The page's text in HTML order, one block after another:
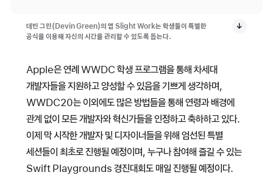
데빈 그린(Devin Green)의 앱 Slight Work는 학생들이 특별한
공식을 이용해 자신의 시간을 관리할 수 있도록 돕는다.
Apple은 연례 WWDC 학생 프로그램을 통해 차세대
개발자들을 지원하고 양성할 수 있음을 기쁘게 생각하며,
WWDC20는 이외에도 많은 방법들을 통해 연령과 배경에
관계 없이 모든 개발자와 혁신가들을 인정하고 축하하고 있다.
이제 막 시작한 개발자 및 디자이너들을 위해 엄선된 특별
세션들이 최초로 진행될 예정이며, 누구나 참여해 즐길 수 있는
Swift Playgrounds 경진대회도 매일 진행될 예정이다.